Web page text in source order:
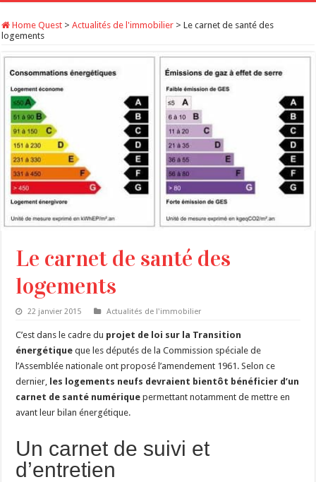
Home Quest > Actualités de l'immobilier > Le carnet de santé des
logements
Le carnet de santé des
logements
22 janvier 2015 Actualités de l'immobilier
C’est dans le cadre du projet de loi sur la Transition
énergétique que les députés de la Commission spéciale de
l’Assemblée nationale ont proposé l’amendement 1961. Selon ce
dernier, les logements neufs devraient bientôt bénéficier d’un
carnet de santé numérique permettant notamment de mettre en
avant leur bilan énergétique.
Un carnet de suivi et
d’entretien